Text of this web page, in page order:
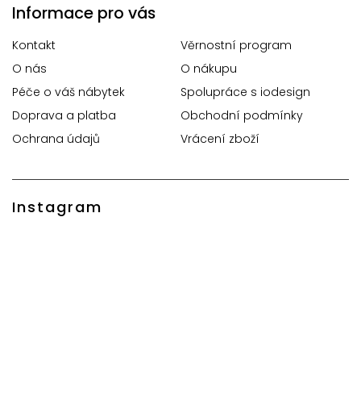
Informace pro vás
Kontakt
Věrnostní program
O nás
O nákupu
Péče o váš nábytek
Spolupráce s iodesign
Doprava a platba
Obchodní podmínky
Ochrana údajů
Vrácení zboží
Instagram